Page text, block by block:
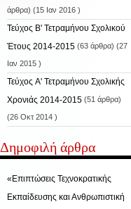
άρθρα) (15 Ιαν 2016 )
Τεύχος Β' Τετραμήνου Σχολικού
Έτους 2014-2015(63 άρθρα) (27
Ιαν 2015 )
Τεύχος A' Τετραμήνου Σχολικής
Χρονιάς 2014-2015(51 άρθρα)
(26 Οκτ 2014 )
Δημοφιλή άρθρα
«Επιπτώσεις Τεχνοκρατικής
Εκπαίδευσης και Ανθρωπιστική